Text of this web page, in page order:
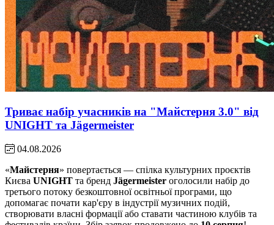
Триває набір учасників на "Майстерня 3.0" від
UNIGHT та Jägermeister
04.08.2026
«Майстерня» повертається — спілка культурних проєктів
Києва UNIGHT та бренд Jägermeister оголосили набір до
третього потоку безкоштовної освітньої програми, що
допомагає почати кар'єру в індустрії музичних подій,
створювати власні формації або ставати частиною клубів та